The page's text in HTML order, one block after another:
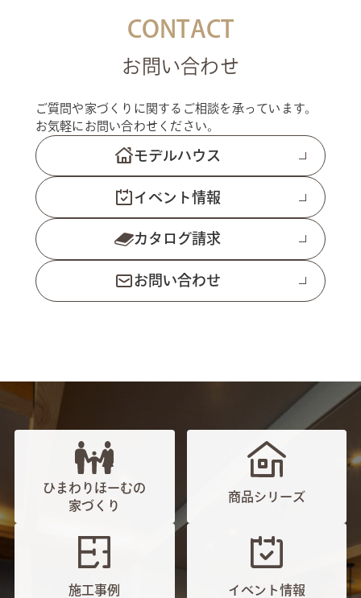
CONTACT
お問い合わせ
ご質問や家づくりに関するご相談を承っています。
お気軽にお問い合わせください。
モデルハウス
イベント情報
カタログ請求
お問い合わせ
ひまわりほーむの
家づくり
商品シリーズ
施工事例 イベント情報